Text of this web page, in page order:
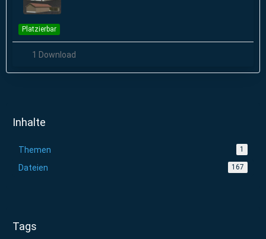
Platzierbar
1 Download
Inhalte
Themen 1
Dateien 167
Tags